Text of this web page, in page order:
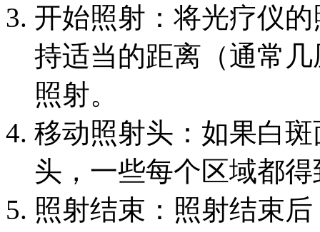
开始照射：将光疗仪
持适当的距离（通常
照射。
移动照射头：如果白
头，一些每个区域都
照射结束：照射结束